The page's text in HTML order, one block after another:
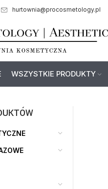
hurtownia@procosmetology.pl
WSZYSTKIE PRODUKTY